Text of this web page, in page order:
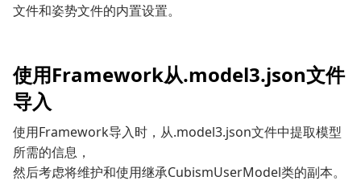
文件和姿势文件的内置设置。
使用Framework从.model3.json文件
导入
使用Framework导入时，从.model3.json文件中提取模型
所需的信息，
然后考虑将维护和使用继承CubismUserModel类的副本。